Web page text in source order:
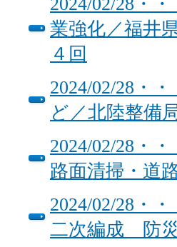
業強化／福井
４回
2024/02/28・
ど／北陸整備
2024/02/28・
路面清掃・道
2024/02/28・
二次編成 防